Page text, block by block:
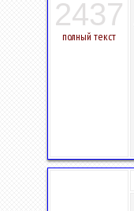
2437
полный текст